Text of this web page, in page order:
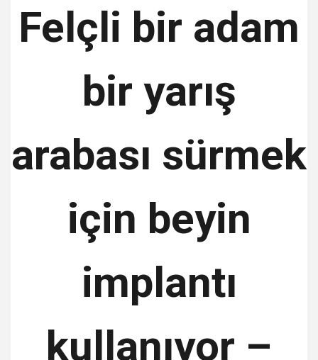
Felçli bir adam
bir yarış
arabası sürmek
için beyin
implantı
kullanıyor –